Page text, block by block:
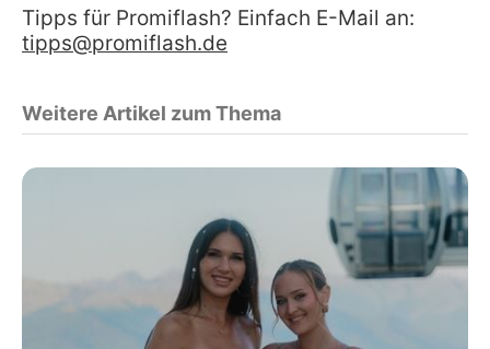
Tipps für Promiflash? Einfach E-Mail an:
tipps@promiflash.de
Weitere Artikel zum Thema